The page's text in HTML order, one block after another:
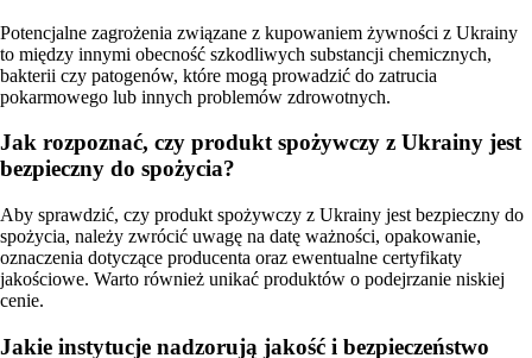
Potencjalne zagrożenia związane z kupowaniem żywności z Ukrainy
to między innymi obecność szkodliwych substancji chemicznych,
bakterii czy patogenów, które mogą prowadzić do zatrucia
pokarmowego lub innych problemów zdrowotnych.
Jak rozpoznać, czy produkt spożywczy z Ukrainy jest
bezpieczny do spożycia?
Aby sprawdzić, czy produkt spożywczy z Ukrainy jest bezpieczny do
spożycia, należy zwrócić uwagę na datę ważności, opakowanie,
oznaczenia dotyczące producenta oraz ewentualne certyfikaty
jakościowe. Warto również unikać produktów o podejrzanie niskiej
cenie.
Jakie instytucje nadzorują jakość i bezpieczeństwo